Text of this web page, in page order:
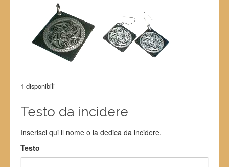
1 disponibili
Testo da incidere
Inserisci qui il nome o la dedica da incidere.
Testo